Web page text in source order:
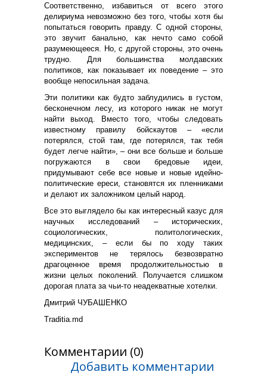
Соответственно, избавиться от всего этого
делириума невозможно без того, чтобы хотя бы
попытаться говорить правду. С одной стороны,
это звучит банально, как нечто само собой
разумеющееся. Но, с другой стороны, это очень
трудно. Для большинства молдавских
политиков, как показывает их поведение – это
вообще непосильная задача.
Эти политики как будто заблудились в густом,
бесконечном лесу, из которого никак не могут
найти выход. Вместо того, чтобы следовать
известному правилу бойскаутов – «если
потерялся, стой там, где потерялся, так тебя
будет легче найти», – они все больше и больше
погружаются в свои бредовые идеи,
придумывают себе все новые и новые идейно-
политические ереси, становятся их пленниками
и делают их заложником целый народ.
Все это выглядело бы как интересный казус для
научных исследований – исторических,
социологических, политологических,
медицинских, – если бы по ходу таких
экспериментов не терялось безвозвратно
драгоценное время продолжительностью в
жизни целых поколений. Получается слишком
дорогая плата за чьи-то неадекватные хотелки.
Дмитрий ЧУБАШЕНКО
Traditia.md
Комментарии (0)
Добавить комментарии